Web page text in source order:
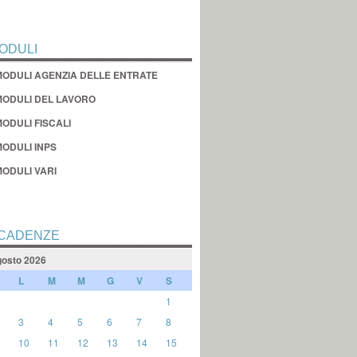
AGENZIA DELLE ENTRATE
DEL LAVORO
FISCALI
INPS
VARI
2026
L M M G V S
1
3 4 5 6 7
8
10 11 12 13 14
15